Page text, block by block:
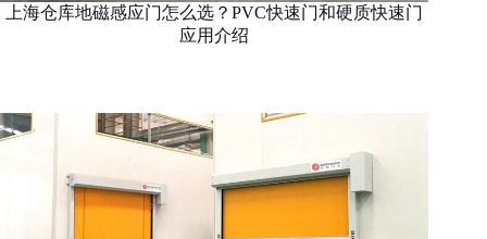
上海仓库地磁感应门怎么选？PVC快速门和硬质快速门
应用介绍